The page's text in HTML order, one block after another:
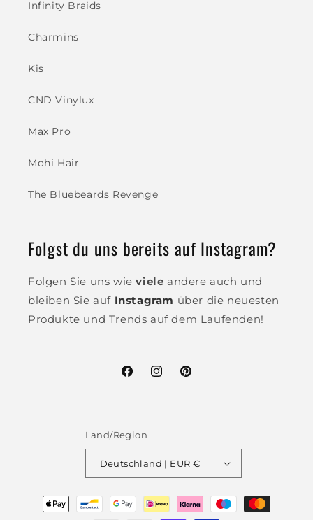
Infinity Braids
Charmins
Kis
CND Vinylux
Max Pro
Mohi Hair
The Bluebeards Revenge
Folgst du uns bereits auf Instagram?
Folgen Sie uns wieviele andere auch und
bleiben Sie auf Instagram über die neuesten
Produkte und Trends auf dem Laufenden!
FacebookInstagramPinterest
Land/Region
Deutschland | EUR €
Zahlungsmethoden